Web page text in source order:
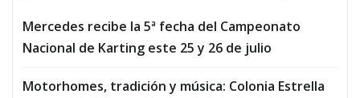
Mercedes recibe la 5ª fecha del Campeonato
Nacional de Karting este 25 y 26 de julio
Motorhomes, tradición y música: Colonia Estrella